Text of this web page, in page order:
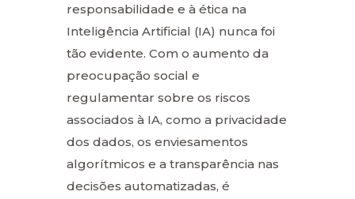
responsabilidade e à ética na
Inteligência Artificial (IA) nunca foi
tão evidente. Com o aumento da
preocupação social e
regulamentar sobre os riscos
associados à IA, como a privacidade
dos dados, os enviesamentos
algorítmicos e a transparência nas
decisões automatizadas, é